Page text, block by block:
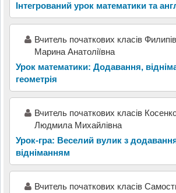
Інтегрований урок математики та
Вчитель початкових класів Филипів
Марина Анатоліївна
Урок математики: Додавання,
геометрія
Вчитель початкових класів
Людмила Михайлівна
Урок-гра: Веселий вулик з
відніманням
Вчитель початкових класів